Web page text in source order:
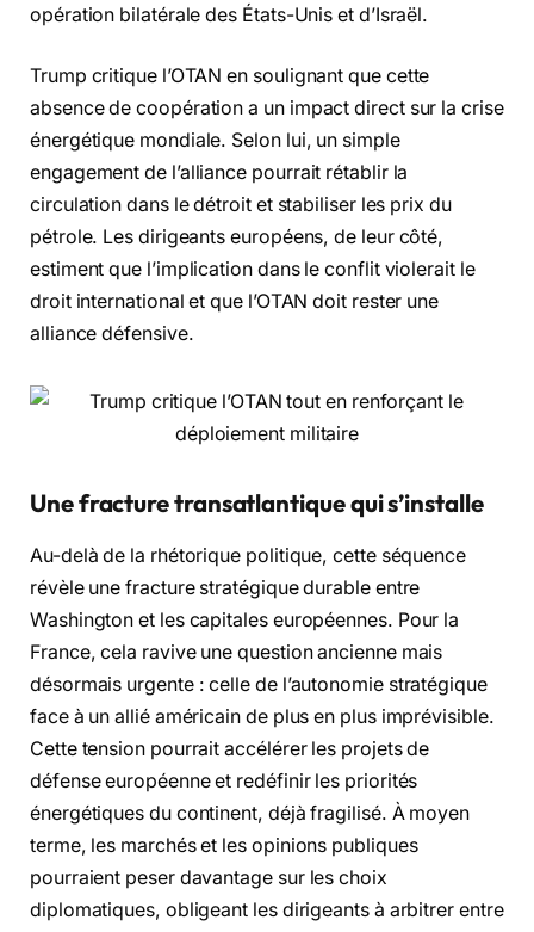
opération bilatérale des États-Unis et d’Israël.
Trump critique l’OTAN en soulignant que cette
absence de coopération a un impact direct sur la crise
énergétique mondiale. Selon lui, un simple
engagement de l’alliance pourrait rétablir la
circulation dans le détroit et stabiliser les prix du
pétrole. Les dirigeants européens, de leur côté,
estiment que l’implication dans le conflit violerait le
droit international et que l’OTAN doit rester une
alliance défensive.
Une fracture transatlantique qui s’installe
Au-delà de la rhétorique politique, cette séquence
révèle une fracture stratégique durable entre
Washington et les capitales européennes. Pour la
France, cela ravive une question ancienne mais
désormais urgente : celle de l’autonomie stratégique
face à un allié américain de plus en plus imprévisible.
Cette tension pourrait accélérer les projets de
défense européenne et redéfinir les priorités
énergétiques du continent, déjà fragilisé. À moyen
terme, les marchés et les opinions publiques
pourraient peser davantage sur les choix
diplomatiques, obligeant les dirigeants à arbitrer entre